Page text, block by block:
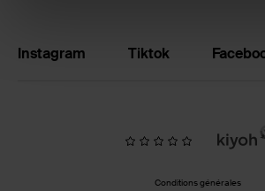
Instagram Tiktok
Conditions générales